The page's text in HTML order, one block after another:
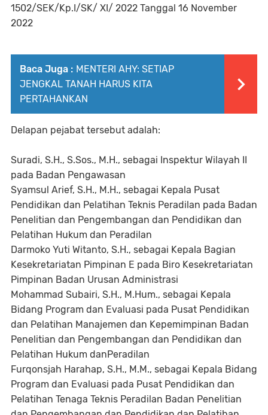
1502/SEK/Kp.I/SK/ XI/ 2022 Tanggal 16 November
2022
Baca Juga : MENTERI AHY: SETIAP
JENGKAL TANAH HARUS KITA
PERTAHANKAN
Delapan pejabat tersebut adalah:
Suradi, S.H., S.Sos., M.H., sebagai Inspektur Wilayah II
pada Badan Pengawasan
Syamsul Arief, S.H., M.H., sebagai Kepala Pusat
Pendidikan dan Pelatihan Teknis Peradilan pada Badan
Penelitian dan Pengembangan dan Pendidikan dan
Pelatihan Hukum dan Peradilan
Darmoko Yuti Witanto, S.H., sebagai Kepala Bagian
Kesekretariatan Pimpinan E pada Biro Kesekretariatan
Pimpinan Badan Urusan Administrasi
Mohammad Subairi, S.H., M.Hum., sebagai Kepala
Bidang Program dan Evaluasi pada Pusat Pendidikan
dan Pelatihan Manajemen dan Kepemimpinan Badan
Penelitian dan Pengembangan dan Pendidikan dan
Pelatihan Hukum danPeradilan
Furqonsjah Harahap, S.H., M.M., sebagai Kepala Bidang
Program dan Evaluasi pada Pusat Pendidikan dan
Pelatihan Tenaga Teknis Peradilan Badan Penelitian